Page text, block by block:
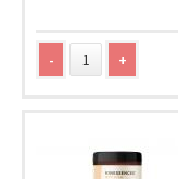
- +